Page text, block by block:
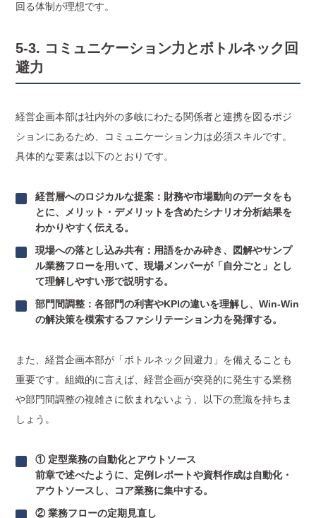
回る体制が理想です。
5-3. コミュニケーション力とボトルネック回
避力
経営企画本部は社内外の多岐にわたる関係者と連携を図るポジ
ションにあるため、コミュニケーション力は必須スキルです。
具体的な要素は以下のとおりです。
経営層へのロジカルな提案：財務や市場動向のデータをも
とに、メリット・デメリットを含めたシナリオ分析結果を
わかりやすく伝える。
現場への落とし込み共有：用語をかみ砕き、図解やサンプ
ル業務フローを用いて、現場メンバーが「自分ごと」とし
て理解しやすい形で説明する。
部門間調整：各部門の利害やKPIの違いを理解し、Win-Win
の解決策を模索するファシリテーション力を発揮する。
また、経営企画本部が「ボトルネック回避力」を備えることも
重要です。組織的に言えば、経営企画が突発的に発生する業務
や部門間調整の複雑さに飲まれないよう、以下の意識を持ちま
しょう。
① 定型業務の自動化とアウトソース
前章で述べたように、定例レポートや資料作成は自動化・
アウトソースし、コア業務に集中する。
② 業務フローの定期見直し